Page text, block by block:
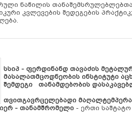
ნაწილის
კვლევების შედეგების
სსიპ - ფერდინანდ თავაძის
მასალათმცოდნეობის ინსტიტუტი
შემდეგი თანამდებობის
თვითგავრცელებადი
- თანამშრომელი - ერთი